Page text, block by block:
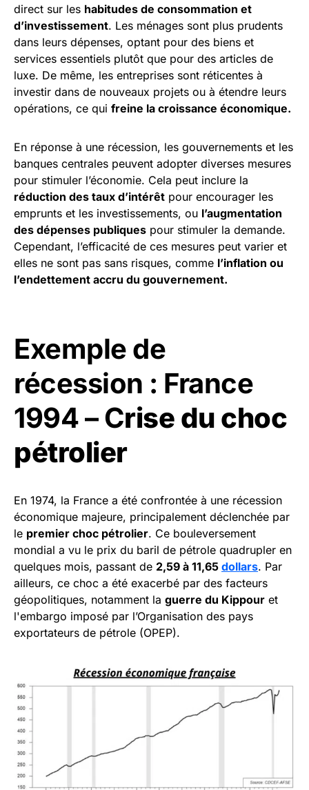
direct sur les habitudes de consommation et
d’investissement. Les ménages sont plus prudents
dans leurs dépenses, optant pour des biens et
services essentiels plutôt que pour des articles de
luxe. De même, les entreprises sont réticentes à
investir dans de nouveaux projets ou à étendre leurs
opérations, ce qui freine la croissance économique.
En réponse à une récession, les gouvernements et les
banques centrales peuvent adopter diverses mesures
pour stimuler l’économie. Cela peut inclure la
réduction des taux d’intérêt pour encourager les
emprunts et les investissements, ou l’augmentation
des dépenses publiques pour stimuler la demande.
Cependant, l’efficacité de ces mesures peut varier et
elles ne sont pas sans risques, comme l’inflation ou
l’endettement accru du gouvernement.
Exemple de
récession : France
1994 – Crise du choc
pétrolier
En 1974, la France a été confrontée à une récession
économique majeure, principalement déclenchée par
le premier choc pétrolier. Ce bouleversement
mondial a vu le prix du baril de pétrole quadrupler en
quelques mois, passant de 2,59 à 11,65 dollars. Par
ailleurs, ce choc a été exacerbé par des facteurs
géopolitiques, notamment la guerre du Kippour et
l'embargo imposé par l’Organisation des pays
exportateurs de pétrole (OPEP).